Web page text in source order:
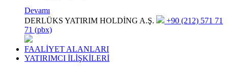
Devamı
DERLÜKS YATIRIM HOLDİNG A.Ş.
+90 (212) 571 71
71 (pbx)
FAALİYET ALANLARI
YATIRIMCI İLİŞKİLERİ